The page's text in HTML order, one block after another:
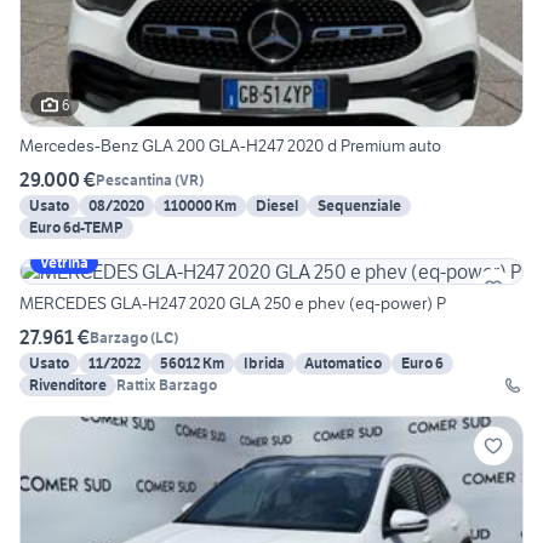
6
Mercedes-Benz GLA 200 GLA-H247 2020 d Premium auto
29.000 €Pescantina (VR)
Usato
08/2020 110000 Km Diesel
Sequenziale
Euro 6d-TEMP
Vetrina
MERCEDES GLA-H247 2020 GLA 250 e phev (eq-power) P
27.961 €Barzago(LC)
Usato
11/2022 56012 Km Ibrida Automatico
Euro 6
Rivenditore Rattix Barzago